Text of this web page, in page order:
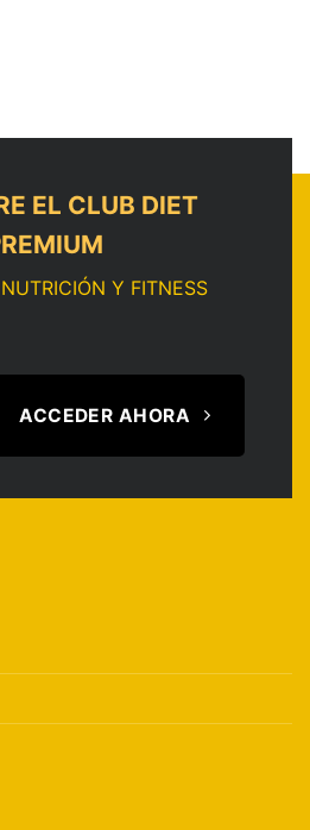
EL CLUB DIET
Y FITNESS
ACCEDER AHORA